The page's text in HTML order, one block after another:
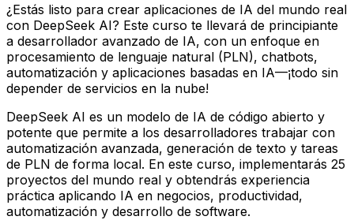
¿Estás listo para crear aplicaciones de IA del mundo real
con DeepSeek AI? Este curso te llevará de principiante
a desarrollador avanzado de IA, con un enfoque en
procesamiento de lenguaje natural (PLN), chatbots,
automatización y aplicaciones basadas en IA—¡todo sin
depender de servicios en la nube!
DeepSeek AI es un modelo de IA de código abierto y
potente que permite a los desarrolladores trabajar con
automatización avanzada, generación de texto y tareas
de PLN de forma local. En este curso, implementarás 25
proyectos del mundo real y obtendrás experiencia
práctica aplicando IA en negocios, productividad,
automatización y desarrollo de software.